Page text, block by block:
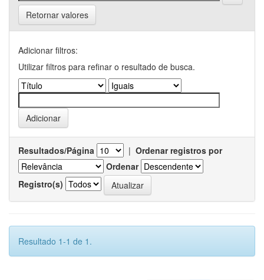
Retornar valores
Adicionar filtros:
Utilizar filtros para refinar o resultado de busca.
Resultados/Página | Ordenar registros por
Ordenar
Registro(s)
Resultado 1-1 de 1.